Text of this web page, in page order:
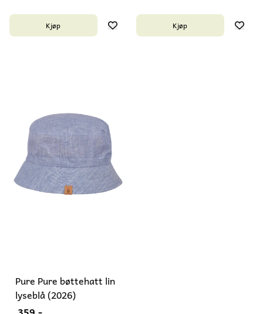
Kjøp Kjøp
Pure Pure bøttehatt lin
lyseblå (2026)